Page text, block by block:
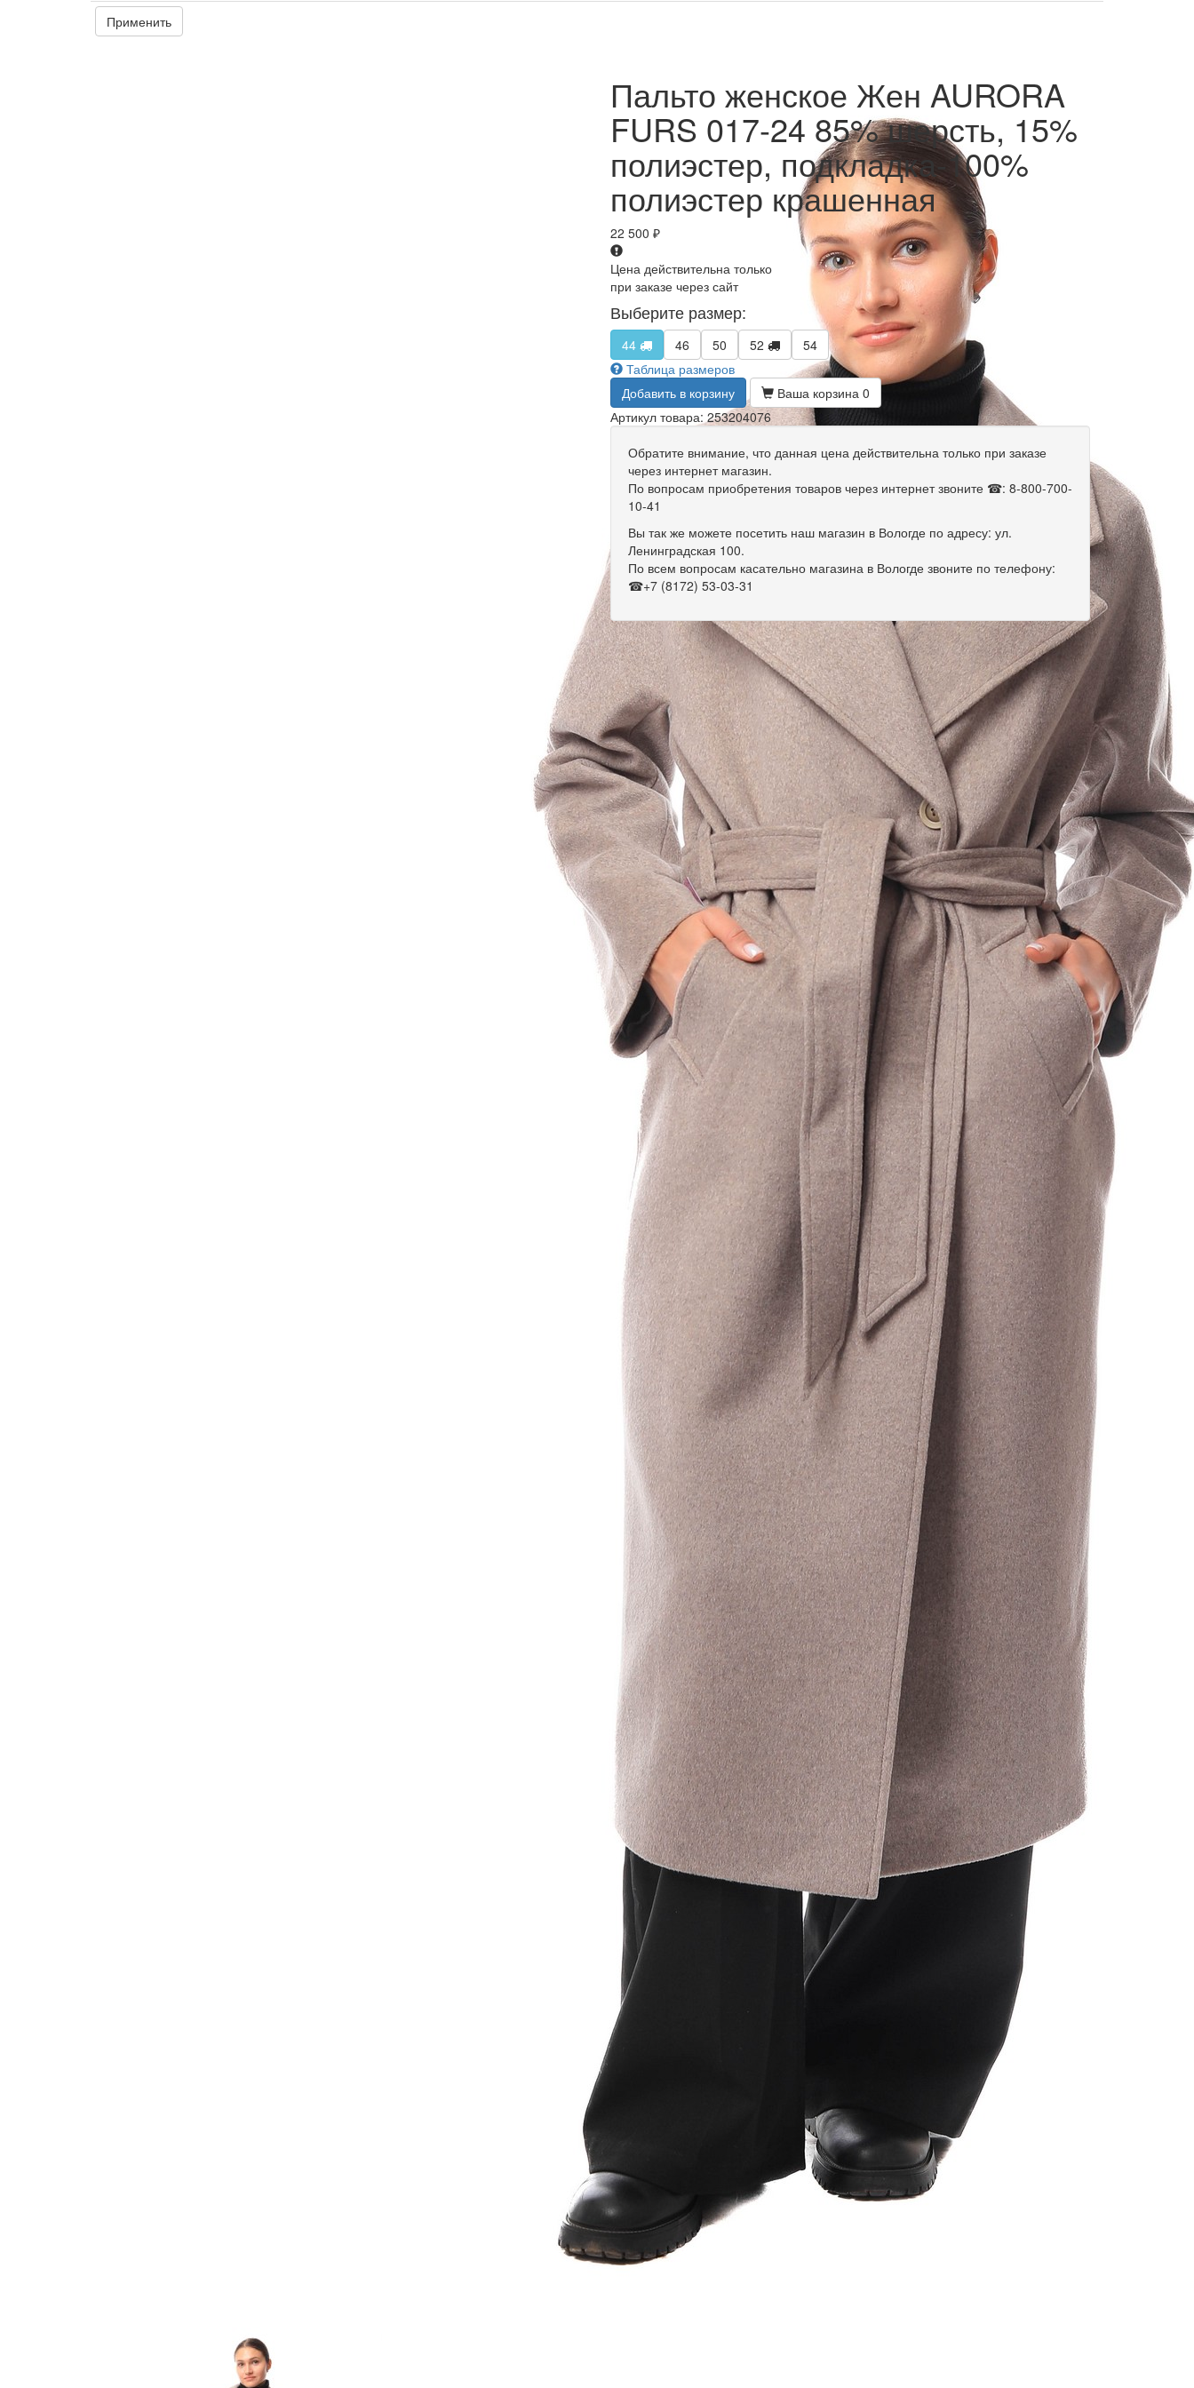
Применить
Пальто женское Жен AURORA
FURS 017-24 85% шерсть, 15%
полиэстер, подкладка-100%
полиэстер крашенная
22 500 ₽
Цена действительна только
при заказе через сайт
Выберите размер:
44 46 50 52
54
Таблица размеров
Добавить в корзину
Ваша корзина 0
Артикул товара: 253204076
Обратите внимание, что данная цена действительна только при заказе
через интернет магазин.
По вопросам приобретения товаров через интернет звоните ☎: 8-800-700-
10-41
Вы так же можете посетить наш магазин в Вологде по адресу: ул.
Ленинградская 100.
По всем вопросам касательно магазина в Вологде звоните по телефону:
☎+7 (8172) 53-03-31